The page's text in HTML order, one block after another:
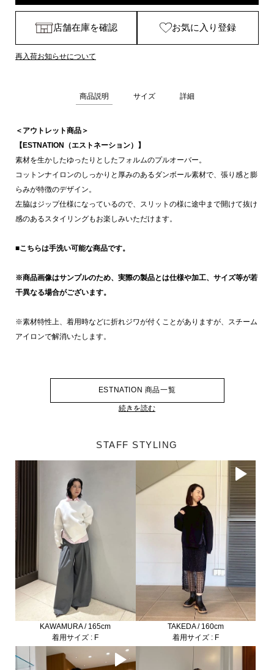
店舗在庫を確認 お気に入り登録
再入荷お知らせについて
商品説明 サイズ 詳細
＜アウトレット商品＞
【ESTNATION（エストネーション）】
素材を生かしたゆったりとしたフォルムのプルオーバー。
コットンナイロンのしっかりと厚みのあるダンボール素材で、張り感と膨
らみが特徴のデザイン。
左脇はジップ仕様になっているので、スリットの様に途中まで開けて抜け
感のあるスタイリングもお楽しみいただけます。
■こちらは手洗い可能な商品です。
※商品画像はサンプルのため、実際の製品とは仕様や加工、サイズ等が若
干異なる場合がございます。
※素材特性上、着用時などに折れジワが付くことがありますが、スチーム
アイロンで解消いたします。
ESTNATION 商品一覧
続きを読む
STAFF STYLING
KAWAMURA / 165cm
着用サイズ : F
TAKEDA / 160cm
着用サイズ : F